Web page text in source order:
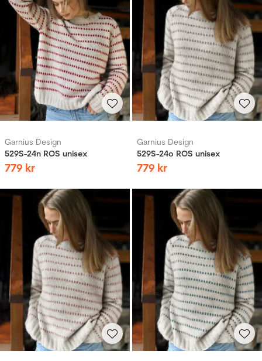
Garnius Design
529S-24n ROS unisex
779 kr
Garnius Design
529S-24o ROS unisex
779 kr